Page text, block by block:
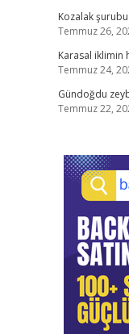
Kozalak
Temmuz 26,
Karasal iklimin
Temmuz 24,
Gündoğdu
Temmuz 22,